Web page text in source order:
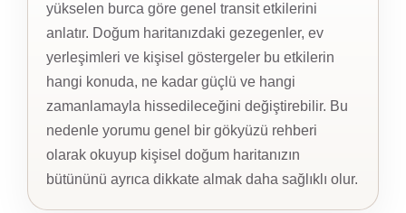
yükselen burca göre genel transit etkilerini
anlatır. Doğum haritanızdaki gezegenler, ev
yerleşimleri ve kişisel göstergeler bu etkilerin
hangi konuda, ne kadar güçlü ve hangi
zamanlamayla hissedileceğini değiştirebilir. Bu
nedenle yorumu genel bir gökyüzü rehberi
olarak okuyup kişisel doğum haritanızın
bütününü ayrıca dikkate almak daha sağlıklı olur.